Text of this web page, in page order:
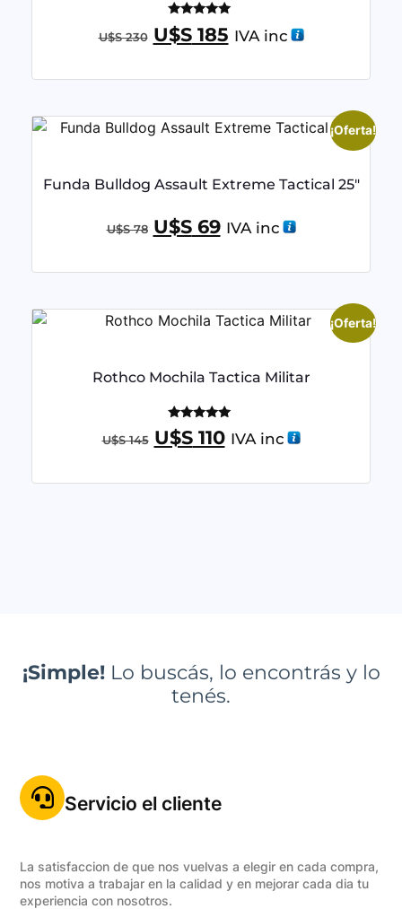
Valorado
con
5.00
U$S230 U$S185 IVA inc
¡Oferta!
Funda Bulldog Assault Extreme Tactical 25″
U$S78 U$S69 IVA inc
¡Oferta!
Rothco Mochila Tactica Militar
Valorado
con
U$S145 U$S110 IVA inc
¡Simple!Lo buscás, lo encontrás y lo
tenés.
Servicio el cliente
La satisfaccion de que nos vuelvas a elegir en cada compra,
nos motiva a trabajar en la calidad y en mejorar cada dia tu
experiencia con nosotros.